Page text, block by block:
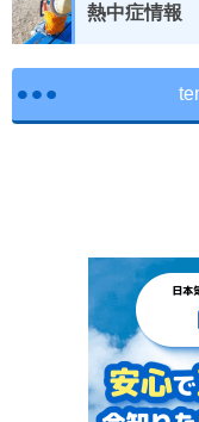
熱中症情報